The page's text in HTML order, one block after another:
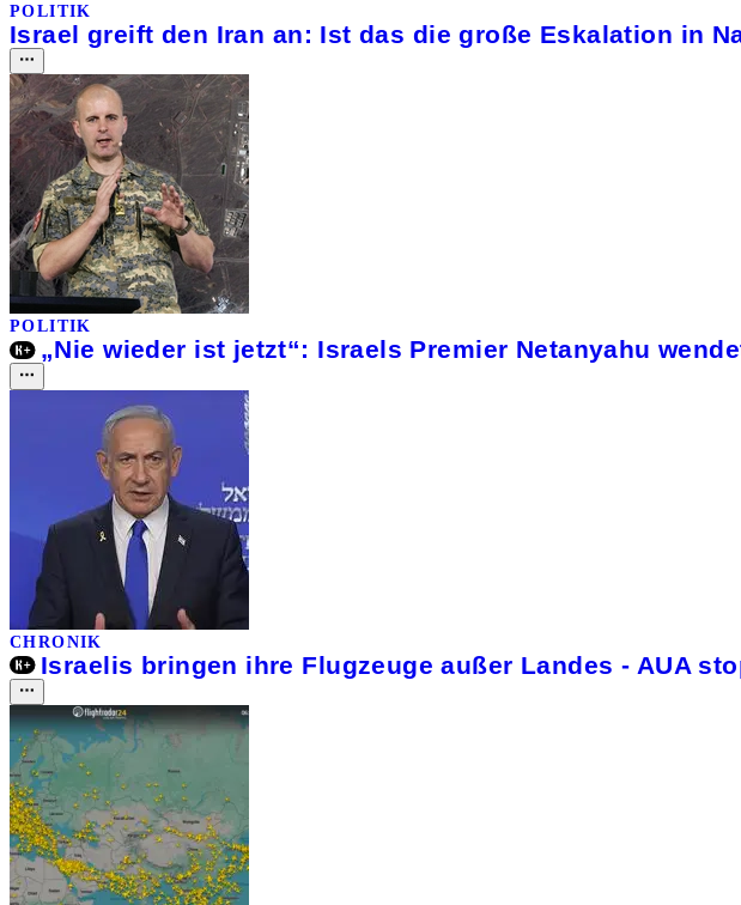
POLITIK
Israel greift den Iran an: Ist das die große Eskalation in
POLITIK
„Nie wieder ist jetzt“: Israels Premier Netanyahu
CHRONIK
Israelis bringen ihre Flugzeuge außer Landes - AUA